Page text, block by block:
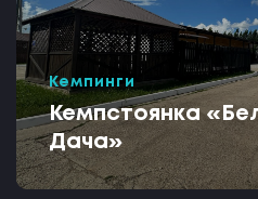
Кемпинги
Кемпстоянка
Дача»